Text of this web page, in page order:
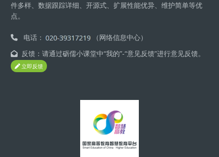
件多样、数据跟踪详细、开源式、扩展性能优异、维护简单等优
点。
电话：
（网络信息中心）
反馈：请通过砺儒小课堂中“我的”-“意见反馈”进行意见反馈。
立即反馈